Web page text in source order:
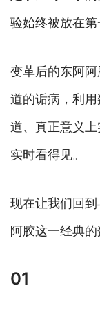
验始终被放在第
变革后的东阿
道的诟病，利
道、真正意义
实时看得见。
现在让我们回
阿胶这一经典
01